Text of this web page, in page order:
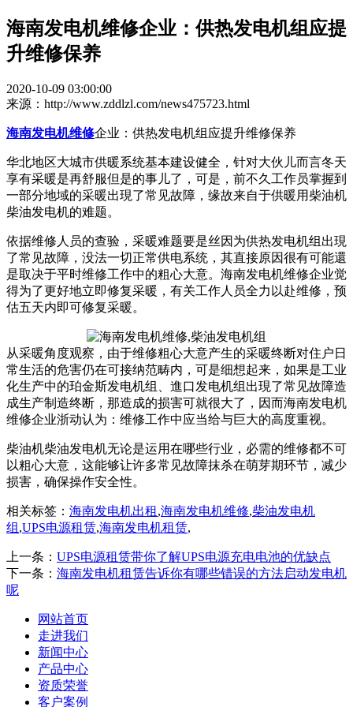
海南发电机维修企业：供热发电机组应提
升维修保养
2020-10-09 03:00:00
来源：http://www.zddlzl.com/news475723.html
海南发电机维修企业：供热发电机组应提升维修保养
华北地区大城市供暖系统基本建设健全，针对大伙儿而言冬天
享有采暖是再舒服但是的事儿了，可是，前不久工作员掌握到
一部分地域的采暖出現了常见故障，缘故来自于供暖用柴油机
柴油发电机的难题。
依据维修人员的查验，采暖难题要是丝因为供热发电机组出現
了常见故障，没法一切正常供电系统，其直接原因很有可能還
是取决于平时维修工作中的粗心大意。海南发电机维修企业觉
得为了更好地立即修复采暖，有关工作人员全力以赴维修，预
估五天内即可修复采暖。
从采暖角度观察，由于维修粗心大意产生的采暖终断对住户日
常生活的危害仍在可接纳范畴内，可是细想起来，如果是工业
化生产中的珀金斯发电机组、進口发电机组出現了常见故障造
成生产制造终断，那造成的损害可就很大了，因而海南发电机
维修企业浙动认为：维修工作中应当给与巨大的高度重视。
柴油机柴油发电机无论是运用在哪些行业，必需的维修都不可
以粗心大意，这能够让许多常见故障抹杀在萌芽期环节，减少
损害，确保操作安全性。
相关标签： 海南发电机出租 ,海南发电机维修,柴油发电机
组 ,UPS电源租赁,海南发电机租赁,
上一条： UPS电源租赁带你了解UPS电源充电电池的优缺点
下一条： 海南发电机租赁告诉你有哪些错误的方法启动发电机
呢
网站首页
走进我们
新闻中心
产品中心
资质荣誉
客户案例